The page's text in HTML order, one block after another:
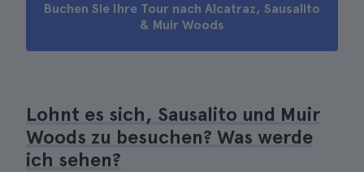
Buchen Sie Ihre Tour nach Alcatraz, Sausalito
& Muir Woods
Lohnt es sich, Sausalito und Muir
Woods zu besuchen? Was werde
ich sehen?